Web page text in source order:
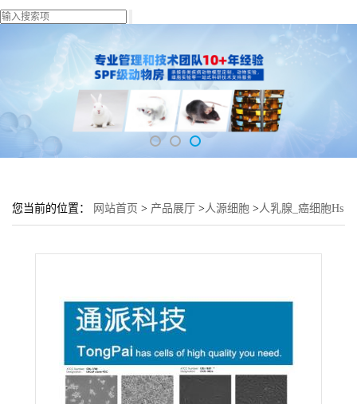
您当前的位置： 网站首页 > 产品展厅 >人源细胞 >人乳腺_癌细胞Hs